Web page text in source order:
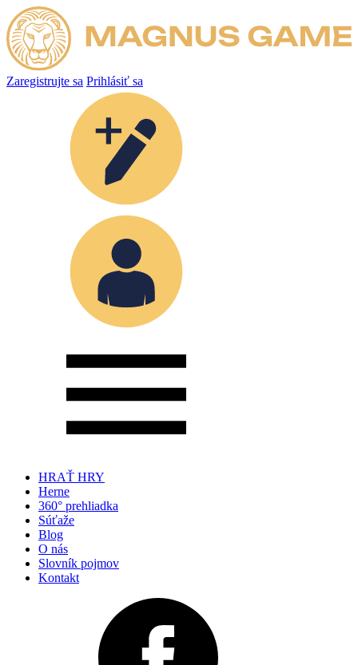
Zaregistrujte sa Prihlásiť sa
HRAŤ HRY
Herne
360° prehliadka
Súťaže
Blog
O nás
Slovník pojmov
Kontakt